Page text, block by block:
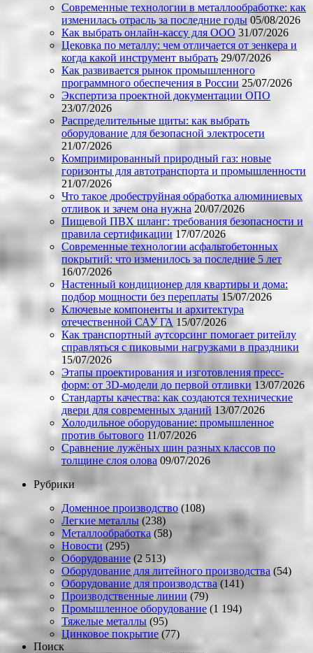
Современные технологии в металлообработке: как
изменилась отрасль за последние годы 05/08/2026
Как выбрать онлайн-кассу для ООО 31/07/2026
Цековка по металлу: чем отличается от зенкера и
когда какой инструмент выбрать 29/07/2026
Как развивается рынок промышленного
программного обеспечения в России 25/07/2026
Экспертиза проектной документации ОПО
23/07/2026
Распределительные щиты: как выбрать
оборудование для безопасной электросети
21/07/2026
Компримированный природный газ: новые
горизонты для автотранспорта и промышленности
21/07/2026
Что такое дробеструйная обработка алюминиевых
отливок и зачем она нужна 20/07/2026
Пищевой ПВХ шланг: требования безопасности и
правила сертификации 17/07/2026
Современные технологии асфальтобетонных
покрытий: что изменилось за последние 5 лет
16/07/2026
Настенный кондиционер для квартиры и дома:
подбор мощности без переплаты 15/07/2026
Ключевые компоненты и архитектура
отечественной САУ ГА 15/07/2026
Как транспортный аутсорсинг помогает ритейлу
справляться с пиковыми нагрузками в праздники
15/07/2026
Этапы проектирования и изготовления пресс-
форм: от 3D-модели до первой отливки 13/07/2026
Стандарты качества: как создаются технические
двери для современных зданий 13/07/2026
Холодильное оборудование: промышленное
против бытового 11/07/2026
Сравнение лужёных шин разных классов по
толщине слоя олова 09/07/2026
Рубрики
Доменное производство (108)
Легкие металлы (238)
Металлообработка (58)
Новости (295)
Оборудование (2 513)
Оборудование для литейного производства (54)
Оборудование для производства (141)
Производственные линии (79)
Промышленное оборудование (1 194)
Тяжелые металлы (95)
Цинковое покрытие (77)
Поиск